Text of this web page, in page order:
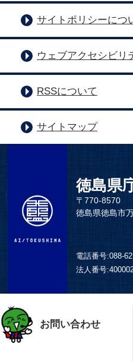
サイトポリシーにつ
ウェブアクセシビリ
RSSについて
サイトマップ
徳島県
〒770-8570
徳島県徳島市
電話番号:088-
法人番号:
お問い合わせ